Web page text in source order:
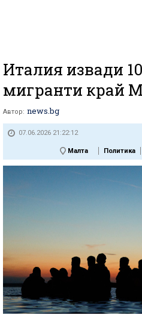
Италия извади
мигранти край
Автор: news.bg
07.06.2026 21:22:12
Малта Политика